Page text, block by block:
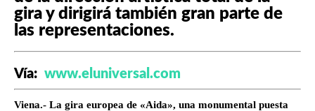
gira y dirigirá también gran parte de
las representaciones.
Vía: www.eluniversal.com
Viena.- La gira europea de «Aida», una monumental puesta